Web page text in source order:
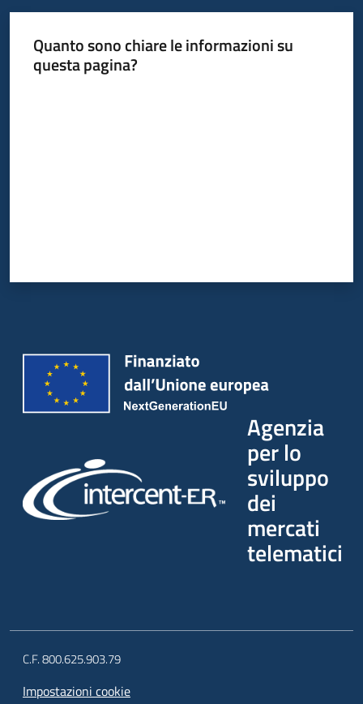
Quanto sono chiare le informazioni su
questa pagina?
Agenzia
per lo
sviluppo
dei
mercati
telematici
C.F. 800.625.903.79
Impostazioni cookie